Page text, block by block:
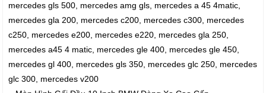
mercedes gls 500, mercedes amg gls, mercedes a 45 4matic,
mercedes gla 200, mercedes c200, mercedes c300, mercedes
c250, mercedes e200, mercedes e220, mercedes gla 250,
mercedes a45 4 matic, mercedes gle 400, mercedes gle 450,
mercedes gl 400, mercedes gls 350, mercedes glc 250, mercedes
glc 300, mercedes v200